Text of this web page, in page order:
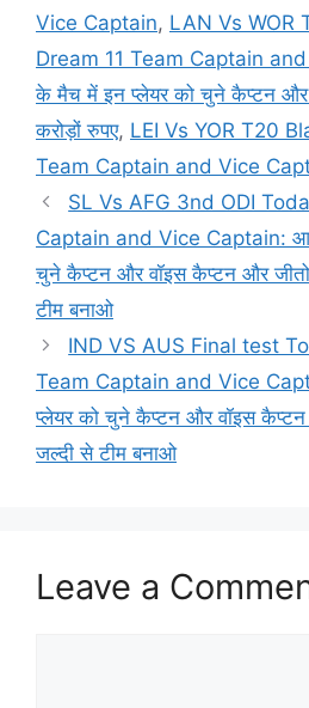
Vice Captain, LAN Vs WOR
Dream 11 Team Captain
के मैच में इन प्लेयर को चुने कैप्टन और
करोड़ों रुपए, LEI Vs YOR T20
Team Captain and Vice
SL Vs AFG 3nd ODI
Captain and Vice Captain:
चुने कैप्टन और वॉइस कैप्टन और
टीम बनाओ
IND VS AUS Final test
Team Captain and Vice
प्लेयर को चुने कैप्टन और वॉइस कैप्टन
जल्दी से टीम बनाओ
Leave a